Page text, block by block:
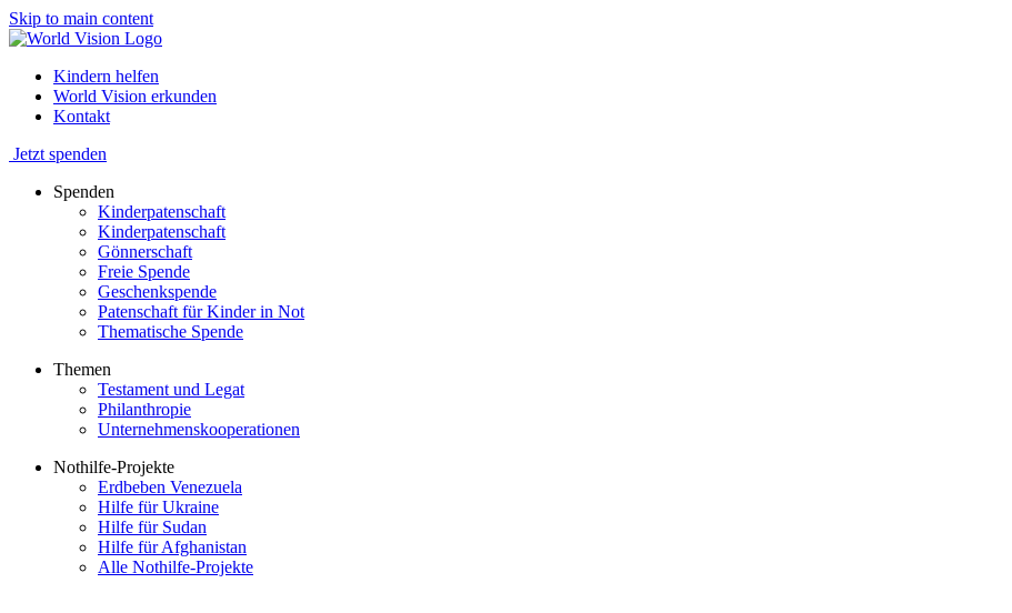
Skip to main content
Kindern helfen
World Vision erkunden
Kontakt
Jetzt spenden
Spenden
Kinderpatenschaft
Kinderpatenschaft
Gönnerschaft
Freie Spende
Geschenkspende
Patenschaft für Kinder in Not
Thematische Spende
Themen
Testament und Legat
Philanthropie
Unternehmenskooperationen
Nothilfe-Projekte
Erdbeben Venezuela
Hilfe für Ukraine
Hilfe für Sudan
Hilfe für Afghanistan
Alle Nothilfe-Projekte